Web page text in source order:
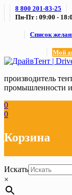
Skip8 800 201-83-25
Пн-Пт : 09:00 -
Список
Мой
производитель
промышленности
0
0
Корзина
Искать
×